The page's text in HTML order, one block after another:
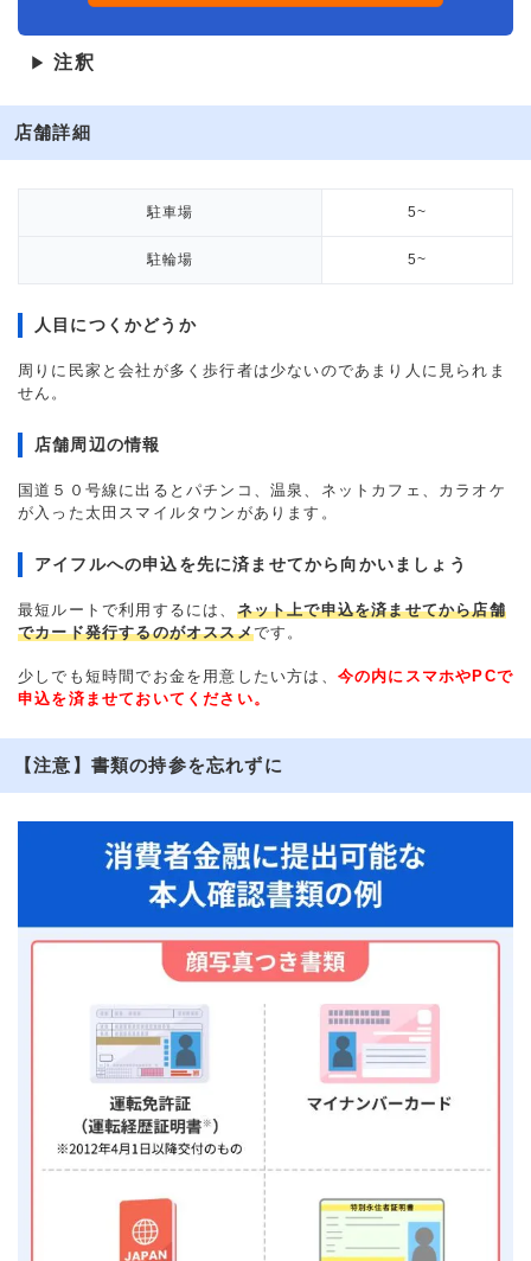
▶ 注釈
店舗詳細
駐車場 5~
駐輪場 5~
人目につくかどうか
周りに民家と会社が多く歩行者は少ないのであまり人に見られま
せん。
店舗周辺の情報
国道５０号線に出るとパチンコ、温泉、ネットカフェ、カラオケ
が入った太田スマイルタウンがあります。
アイフルへの申込を先に済ませてから向かいましょう
最短ルートで利用するには、 ネット上で申込を済ませてから店舗
でカード発行するのがオススメです。
少しでも短時間でお金を用意したい方は、 今の内にスマホやPCで
申込を済ませておいてください。
【注意】書類の持参を忘れずに